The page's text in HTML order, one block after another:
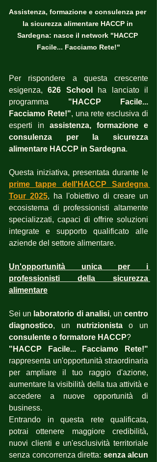
Assistenza, formazione e consulenza per
la sicurezza alimentare HACCP in
Sardegna: nasce il network "HACCP
Facile... Facciamo Rete!"
Per rispondere a questa crescente
esigenza, 626 School
ha lanciato il
programma "HACCP Facile...
Facciamo Rete!", una rete esclusiva di
esperti in assistenza, formazione e
consulenza per la sicurezza
alimentare HACCP in Sardegna.
prime tappe dell'HACCP Sardegna
Tour 2025, ha l'obiettivo di creare un
ecosistema di professionisti altamente
specializzati, capaci di offrire soluzioni
integrate e supporto qualificato alle
aziende del settore alimentare.
Un'opportunità unica per i
professionisti della sicurezza
alimentare
Sei un laboratorio di analisi, un centro
diagnostico, un nutrizionista
consulente o formatore HACCP?
"HACCP Facile... Facciamo Rete!"
rappresenta un'opportunità straordinaria
per ampliare il tuo raggio d'azione,
aumentare la visibilità della tua attività e
accedere a nuove opportunità di
business.
Entrando in questa rete qualificata,
potrai ottenere maggiore credibilità,
nuovi clienti e un'esclusività territoriale
senza concorrenza diretta: senza alcun